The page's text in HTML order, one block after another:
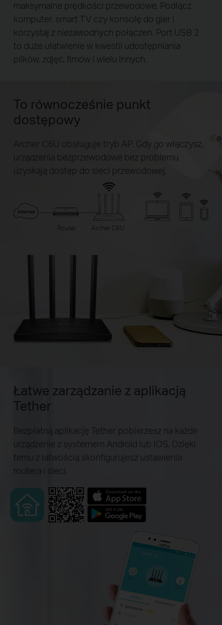
maksymalne prędkości przewodowe. Podłącz
komputer, smart TV czy konsolę do gier i
korzystaj z niezawodnych połączeń. Port USB 2
to duże ułatwienie w kwestii udostępniania
plików, zdjęć, fimów i wielu innych.
To równocześnie punkt
dostępowy
Archer C6U obsługuje tryb AP. Gdy go włączysz,
urządzenia bezprzewodowe bez problemu
uzyskają dostęp do sieci przewodowej.
Router Archer C6U
Łatwe zarządzanie z aplikacją
Tether
Bezpłatną aplikację Tether pobierzesz na każde
urządzenie z systemem Android lub iOS. Dzięki
temu z łatwością skonfigurujesz ustawienia
routera i sieci.